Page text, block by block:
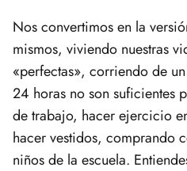
Nos convertimos en la
mismos, viviendo nuestras
«perfectas», corriendo de
24 horas no son suficientes
de trabajo, hacer ejercicio
hacer vestidos, comprando
niños de la escuela.